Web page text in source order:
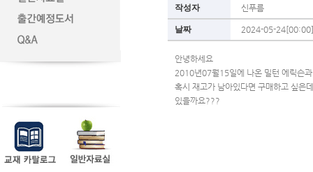
작성자 신푸름
날짜 2024-05-24[00:00]
안녕하세요
2010년07월15일에 나온 밀턴 에릭슨
혹시 재고가 남아있다면 구매하고 싶은
있을까요???